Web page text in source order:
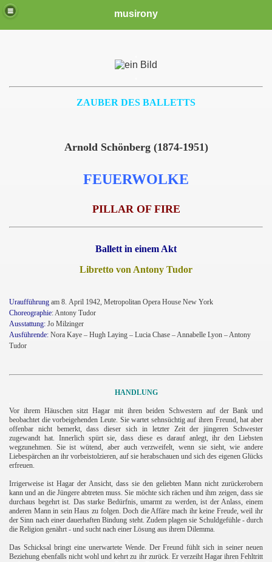
musirony
ZAUBER DES BALLETTS
Arnold Schönberg (1874-1951)
FEUERWOLKE
PILLAR OF FIRE
Ballett in einem Akt
Libretto von Antony Tudor
Uraufführung am 8. April 1942, Metropolitan Opera House New York
Choreographie: Antony Tudor
Ausstattung: Jo Milzinger
Ausführende: Nora Kaye – Hugh Laying – Lucia Chase – Annabelle Lyon – Antony
Tudor
HANDLUNG
Vor ihrem Häuschen sitzt Hagar mit ihren beiden Schwestern auf der Bank und
beobachtet die vorbeigehenden Leute. Sie wartet sehnsüchtig auf ihren Freund, hat aber
offenbar nicht bemerkt, dass dieser sich in letzter Zeit der jüngeren Schwester
zugewandt hat. Innerlich spürt sie, dass diese es darauf anlegt, ihr den Liebsten
wegzunehmen. Sie ist wütend, aber auch verzweifelt, wenn sie sieht, wie andere
Liebespärchen an ihr vorbeistolzieren, auf sie herabschauen und sich des eigenen Glücks
erfreuen.
Irrigerweise ist Hagar der Ansicht, dass sie den geliebten Mann nicht zurückerobern
kann und an die Jüngere abtreten muss. Sie möchte sich rächen und ihm zeigen, dass sie
durchaus begehrt ist. Das starke Bedürfnis, umarmt zu werden, ist der Anlass, einem
anderen Mann in sein Haus zu folgen. Doch die Affäre mach ihr keine Freude, weil ihr
der Sinn nach einer dauerhaften Bindung steht. Zudem plagen sie Schuldgefühle - durch
die Religion genährt - und sucht nach einer Lösung aus ihrem Dilemma.
Das Schicksal bringt eine unerwartete Wende. Der Freund fühlt sich in seiner neuen
Beziehung ebenfalls nicht wohl und kehrt zu ihr zurück. Er verzeiht Hagar ihren Fehltritt